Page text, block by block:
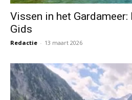
Vissen in het Gardameer:
Gids
Redactie - 13 maart 2026